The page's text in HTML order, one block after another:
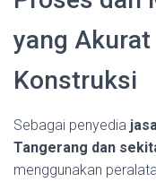
yang
Konstruksi
Sebagai penyedia
Tangerang dan
menggunakan